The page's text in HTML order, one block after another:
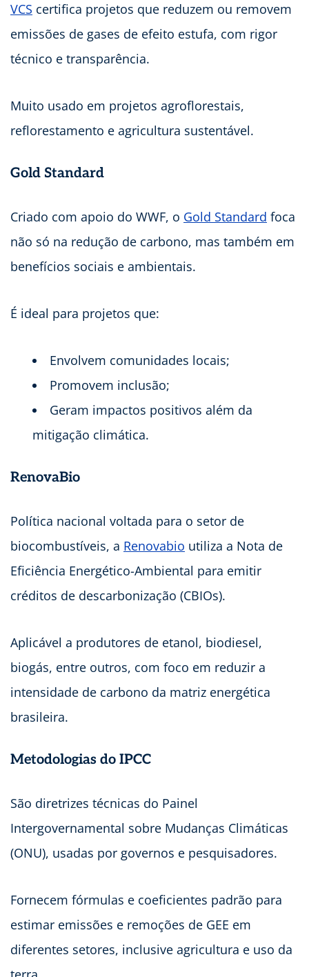
VCS certifica projetos que reduzem ou removem
emissões de gases de efeito estufa, com rigor
técnico e transparência.
Muito usado em projetos agroflorestais,
reflorestamento e agricultura sustentável.
Gold Standard
Criado com apoio do WWF, o Gold Standard foca
não só na redução de carbono, mas também em
benefícios sociais e ambientais.
É ideal para projetos que:
Envolvem comunidades locais;
Promovem inclusão;
Geram impactos positivos além da
mitigação climática.
RenovaBio
Política nacional voltada para o setor de
biocombustíveis, a Renovabio utiliza a Nota de
Eficiência Energético-Ambiental para emitir
créditos de descarbonização (CBIOs).
Aplicável a produtores de etanol, biodiesel,
biogás, entre outros, com foco em reduzir a
intensidade de carbono da matriz energética
brasileira.
Metodologias do IPCC
São diretrizes técnicas do Painel
Intergovernamental sobre Mudanças Climáticas
(ONU), usadas por governos e pesquisadores.
Fornecem fórmulas e coeficientes padrão para
estimar emissões e remoções de GEE em
diferentes setores, inclusive agricultura e uso da